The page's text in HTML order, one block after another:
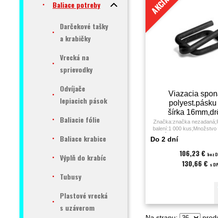
Baliace potreby
Darčekové tašky
a krabičky
Vrecká na
sprievodky
Odvíjače
lepiacich pások
Baliacie fólie
Baliace krabice
Výplň do krabíc
Tubusy
Plastové vrecká
s uzáverom
AKCIA
Viazacia
šírka
fosfátová/
Značka:značka
balení:1 000 kus;Množstvo
KS;Dĺžka:16
páskovanie
Do 2 dní
106,23 €bez
130,66 € s